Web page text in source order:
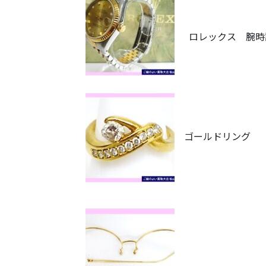
ロレックス 腕時
ゴールドリング